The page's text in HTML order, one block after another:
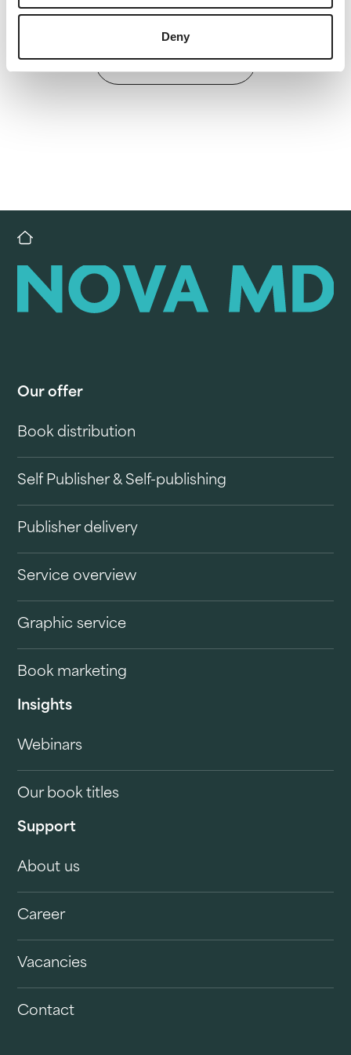
Deny
Back to overview
Our offer
Book distribution
Self Publisher & Self-publishing
Publisher delivery
Service overview
Graphic service
Book marketing
Insights
Webinars
Our book titles
Support
About us
Career
Vacancies
Contact